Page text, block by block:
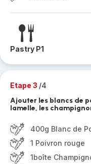
Pastry P1
Etape 3 /4
Ajouter les blancs de
lamelle, les
400g Blanc de
1 Poivron rouge
1boîte